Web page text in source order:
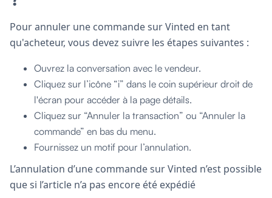
Pour annuler une commande sur Vinted en tant
qu'acheteur, vous devez suivre les étapes suivantes :
Ouvrez la conversation avec le vendeur.
Cliquez sur l’icône “i” dans le coin supérieur droit de
l'écran pour accéder à la page détails.
Cliquez sur “Annuler la transaction” ou “Annuler la
commande” en bas du menu.
Fournissez un motif pour l’annulation.
L’annulation d’une commande sur Vinted n’est possible
que si l’article n’a pas encore été expédié